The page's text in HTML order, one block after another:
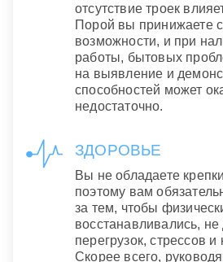
отсутствие троек
Порой вы принижаете
возможности, и при
работы, бытовых
на выявление и
способностей может
недостаточно.
ЗДОРОВЬЕ
Вы не обладаете
поэтому вам
за тем, чтобы
восстанавливались, не
перегрузок, стрессов
Скорее всего,